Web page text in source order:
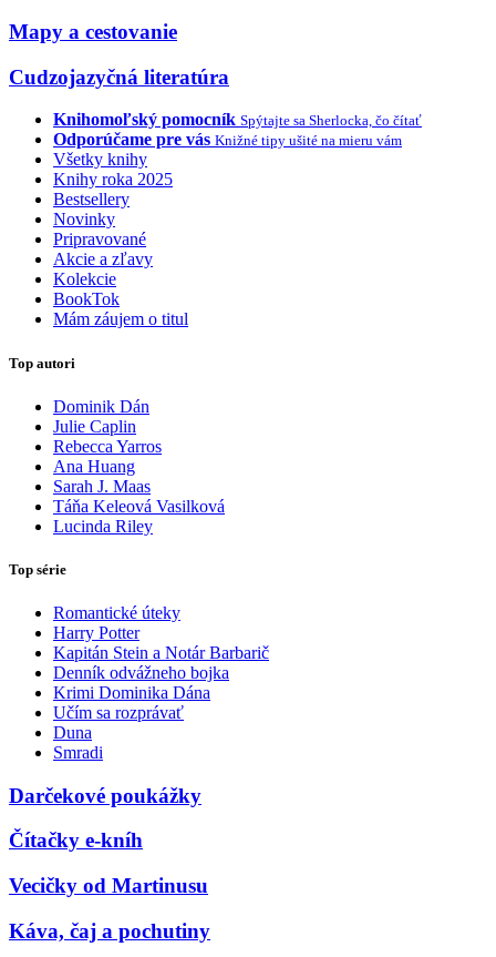
Mapy a cestovanie
Cudzojazyčná literatúra
Knihomoľský pomocník Spýtajte sa Sherlocka, čo čítať
Odporúčame pre vás Knižné tipy ušité na mieru vám
Všetky knihy
Knihy roka 2025
Bestsellery
Novinky
Pripravované
Akcie a zľavy
Kolekcie
BookTok
Mám záujem o titul
Top autori
Dominik Dán
Julie Caplin
Rebecca Yarros
Ana Huang
Sarah J. Maas
Táňa Keleová Vasilková
Lucinda Riley
Top série
Romantické úteky
Harry Potter
Kapitán Stein a Notár Barbarič
Denník odvážneho bojka
Krimi Dominika Dána
Učím sa rozprávať
Duna
Smradi
Darčekové poukážky
Čítačky e-kníh
Vecičky od Martinusu
Káva, čaj a pochutiny